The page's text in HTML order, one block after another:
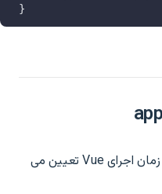
}
یک ناظر سفارشی برای هشدارهای زمان اجرای Vue تعیین می